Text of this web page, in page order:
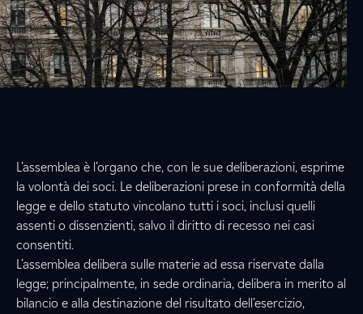
L’assemblea è l’organo che, con le sue deliberazioni, esprime
la volontà dei soci. Le deliberazioni prese in conformità della
legge e dello statuto vincolano tutti i soci, inclusi quelli
assenti o dissenzienti, salvo il diritto di recesso nei casi
consentiti.
L’assemblea delibera sulle materie ad essa riservate dalla
legge; principalmente, in sede ordinaria, delibera in merito al
bilancio e alla destinazione del risultato dell’esercizio,